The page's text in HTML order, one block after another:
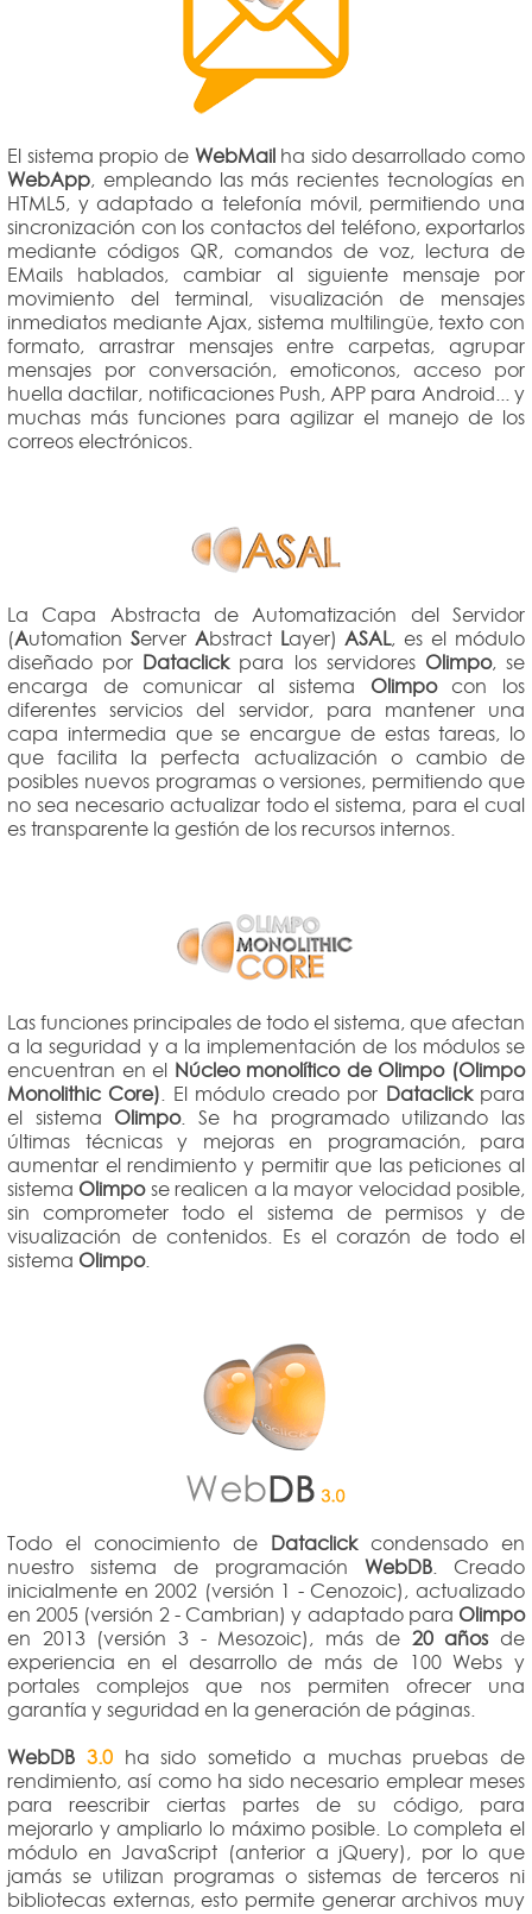
El sistema propio de WebMailha sido desarrollado como
WebApp, empleando las más recientes tecnologías en
HTML5, y adaptado a telefonía móvil, permitiendo una
sincronización con los contactos del teléfono, exportarlos
mediante códigos QR, comandos de voz, lectura de
EMails hablados, cambiar al siguiente mensaje por
movimiento del terminal, visualización de mensajes
inmediatos mediante Ajax, sistema multilingüe, texto con
formato, arrastrar mensajes entre carpetas, agrupar
mensajes por conversación, emoticonos, acceso por
huella dactilar, notificaciones Push, APP para Android... y
muchas más funciones para agilizar el manejo de los
correos electrónicos.
La Capa Abstracta de Automatización del Servidor
(Automation Server Abstract Layer)ASAL, es el módulo
diseñado por Dataclickpara los servidores Olimpo, se
encarga de comunicar al sistema Olimpocon los
diferentes servicios del servidor, para mantener una
capa intermedia que se encargue de estas tareas, lo
que facilita la perfecta actualización o cambio de
posibles nuevos programas o versiones, permitiendo que
no sea necesario actualizar todo el sistema, para el cual
es transparente la gestión de los recursos internos.
Las funciones principales de todo el sistema, que afectan
a la seguridad y a la implementación de los módulos se
encuentran en el Núcleo monolítico de Olimpo (Olimpo
Monolithic Core). El módulo creado por Dataclickpara
el sistema Olimpo. Se ha programado utilizando las
últimas técnicas y mejoras en programación, para
aumentar el rendimiento y permitir que las peticiones al
sistema Olimpose realicen a la mayor velocidad posible,
sin comprometer todo el sistema de permisos y de
visualización de contenidos. Es el corazón de todo el
sistema Olimpo.
Todo el conocimiento de Dataclickcondensado en
nuestro sistema de programación WebDB. Creado
inicialmente en 2002 (versión 1 - Cenozoic), actualizado
en 2005 (versión 2 - Cambrian) y adaptado para Olimpo
en 2013 (versión 3 - Mesozoic), más de 20 años de
experiencia en el desarrollo de más de 100 Webs y
portales complejos que nos permiten ofrecer una
garantía y seguridad en la generación de páginas.
WebDB 3.0ha sido sometido a muchas pruebas de
rendimiento, así como ha sido necesario emplear meses
para reescribir ciertas partes de su código, para
mejorarlo y ampliarlo lo máximo posible. Lo completa el
módulo en JavaScript (anterior a jQuery), por lo que
jamás se utilizan programas o sistemas de terceros ni
bibliotecas externas, esto permite generar archivos muy